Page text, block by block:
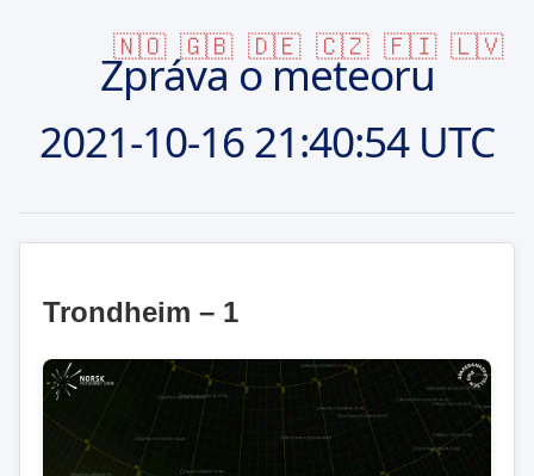
🇳🇴 🇬🇧 🇩🇪 🇨🇿 🇫🇮 🇱🇻
Zpráva o meteoru
2021-10-1621:40:54 UTC
Trondheim – 1